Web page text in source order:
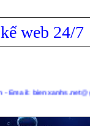
web 24/7
-